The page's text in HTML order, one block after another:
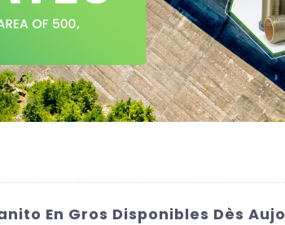
En Gros Disponibles Dès